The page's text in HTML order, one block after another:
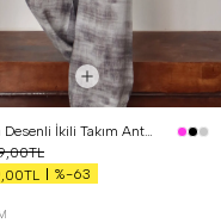
Awen Desenli İkili Takım Antrasit
%-63